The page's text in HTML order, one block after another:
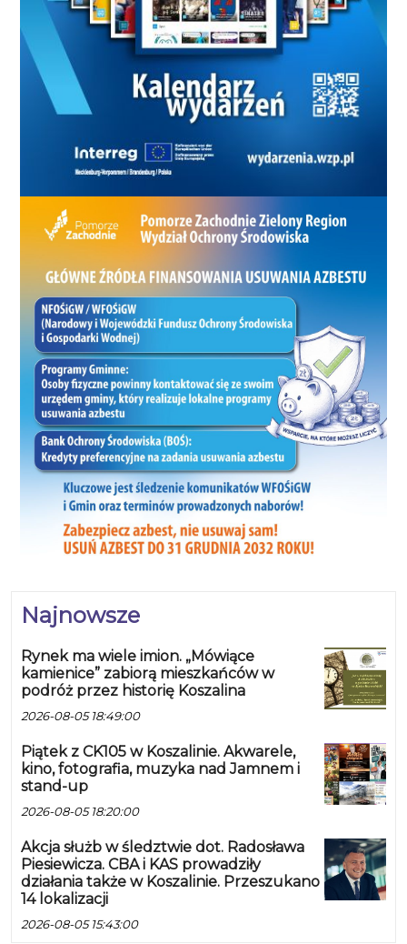
Kozłowskiego mogą być czymś więcej, okazją do
potwierdzenia, że po bardzo dobrym sezonie w
Turcji zasługuje na stałe miejsce w kadrze.
Najnowsze
Rynek ma wiele imion. „Mówiące
kamienice” zabiorą mieszkańców w
podróż przez historię Koszalina
2026-08-05 18:49:00
Piątek z CK105 w Koszalinie. Akwarele,
kino, fotografia, muzyka nad Jamnem i
stand-up
2026-08-05 18:20:00
Akcja służb w śledztwie dot. Radosława
Piesiewicza. CBA i KAS prowadziły
działania także w Koszalinie. Przeszukano
14 lokalizacji
2026-08-05 15:43:00